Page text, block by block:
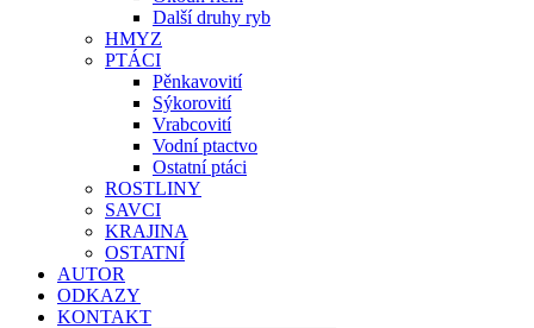
Další druhy ryb
HMYZ
PTÁCI
Pěnkavovití
Sýkorovití
Vrabcovití
Vodní ptactvo
Ostatní ptáci
ROSTLINY
SAVCI
KRAJINA
OSTATNÍ
AUTOR
ODKAZY
KONTAKT